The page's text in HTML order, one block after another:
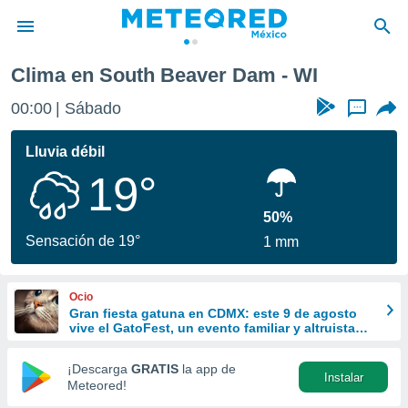
de
ha sido
para
que se
calidad.
a este
las
y
forma
digital
basada
Clima en South Beaver Dam - WI
00:00 Sábado ...
Lluvia débil
19°
Sensación de 19°
50%
1 mm
Ocio
Gran fiesta gatuna en CDMX: este 9 de agosto
vive el GatoFest, un evento familiar y altruista
¡Descarga GRATIS la app de
Meteored!
Instalar